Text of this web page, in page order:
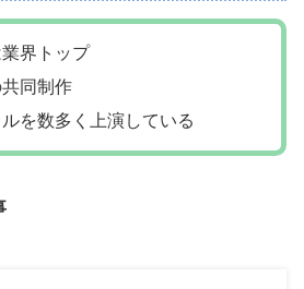
界トップ
同制作
を数多く上演している